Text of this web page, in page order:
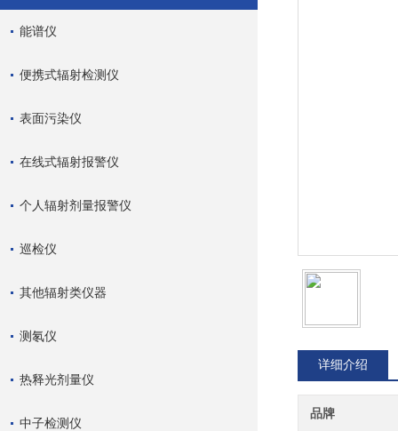
能谱仪
便携式辐射检测仪
表面污染仪
在线式辐射报警仪
个人辐射剂量报警仪
巡检仪
其他辐射类仪器
测氡仪
热释光剂量仪
中子检测仪
详细介绍
品牌